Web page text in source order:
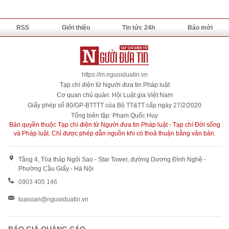
RSS Giới thiệu Tin tức 24h Báo mới
https://m.nguoiduatin.vn
Tạp chí điện tử Người đưa tin Pháp luật
Cơ quan chủ quản: Hội Luật gia Việt Nam
Giấy phép số 80/GP-BTTTT của Bộ TT&TT cấp ngày 27/2/2020
Tổng biên tập: Phạm Quốc Huy
Bản quyền thuộc Tạp chí điện tử Người đưa tin Pháp luật - Tạp chí Đời sống
và Pháp luật. Chỉ được phép dẫn nguồn khi có thoả thuận bằng văn bản.
Tầng 4, Tòa tháp Ngôi Sao - Star Tower, đường Dương Đình Nghệ -
Phường Cầu Giấy - Hà Nội
0903 405 146
toasoan@nguoiduatin.vn